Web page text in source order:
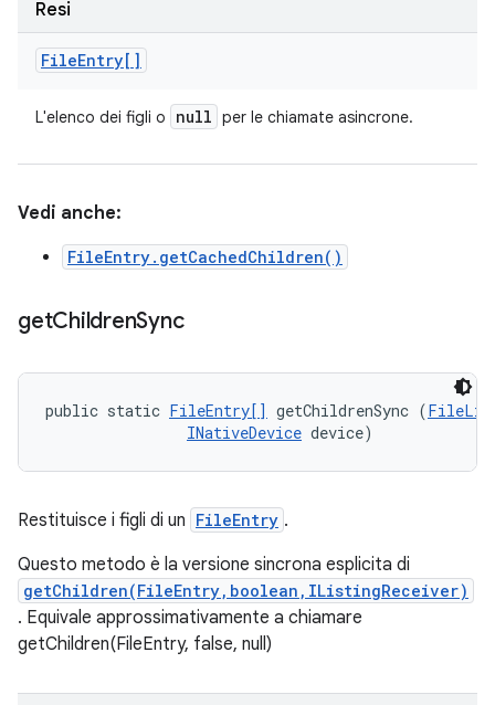
Resi
FileEntry[]
L'elenco dei figli o null per le chiamate asincrone.
Vedi anche:
FileEntry.getCachedChildren()
getChildrenSync
public static FileEntry[] getChildrenSync (
INativeDevice device)
Restituisce i figli di un FileEntry .
Questo metodo è la versione sincrona esplicita di
getChildren(FileEntry,boolean,IListingReceiver)
. Equivale approssimativamente a chiamare
getChildren(FileEntry, false, null)